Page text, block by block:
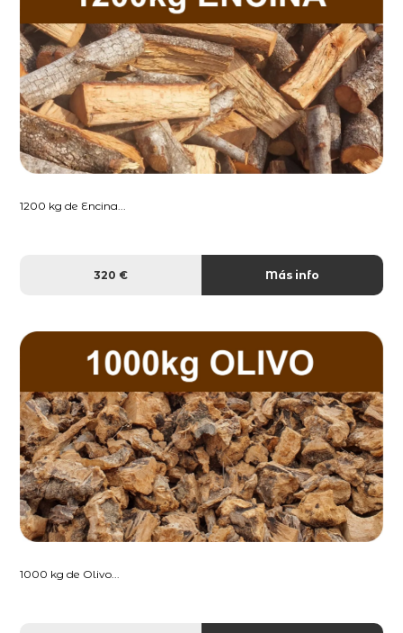
1200 kg de Encina...
320 € Más info
1000 kg de Olivo...